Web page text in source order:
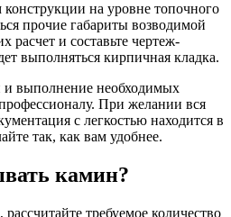
конструкции на уровне топочного
прочие габариты возводимой
и составьте чертеж-
выполняться кирпичная кладка.
и выполнение необходимых
При желании вся
с легкостью находится в
так, как вам удобнее.
камин?
требуемое количество